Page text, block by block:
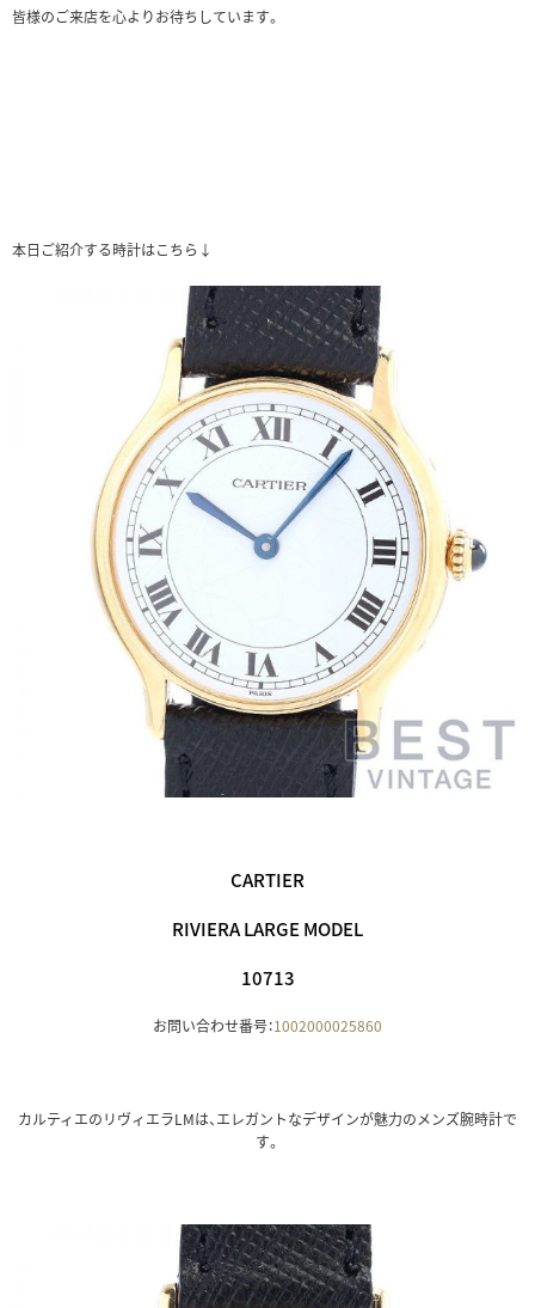
皆様のご来店を心よりお待ちしています。
本日ご紹介する時計はこちら↓
CARTIER
RIVIERA LARGE MODEL
10713
お問い合わせ番号：1002000025860
カルティエのリヴィエラLMは、エレガントなデザインが魅力のメンズ腕時計で
す。